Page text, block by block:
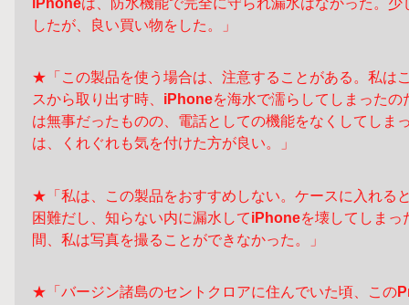
したが、良い買い物をした。」
★「この製品を使う場合は、注意することがある。私は
スから取り出す時、 iPhoneを海水で濡らしてしまったの
は無事だったものの、電話としての機能をなくしてしま
は、くれぐれも気を付けた方が良い。」
★「私は、この製品をおすすめしない。ケースに入れる
困難だし、知らない内に漏水してiPhoneを壊してしまっ
間、私は写真を撮ることができなかった。」
★「バージン諸島のセントクロアに住んでいた頃、この